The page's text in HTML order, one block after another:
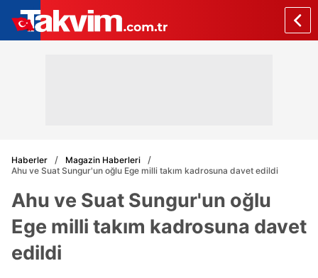
Haberler
Magazin Haberleri
Ahu ve Suat Sungur'un oğlu Ege milli takım kadrosuna davet edildi
Ahu ve Suat Sungur'un oğlu
Ege milli takım kadrosuna davet
edildi